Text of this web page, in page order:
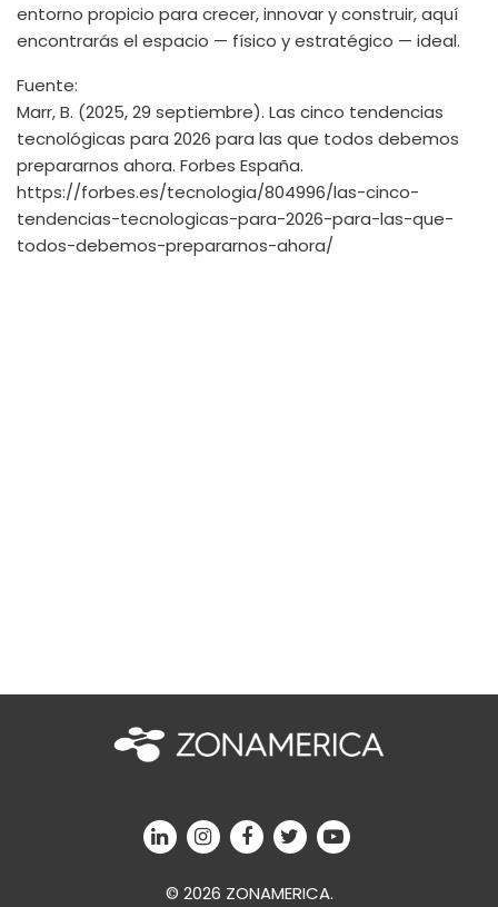
entorno propicio para crecer, innovar y construir, aquí
encontrarás el espacio — físico y estratégico — ideal.
Fuente:
Marr, B. (2025, 29 septiembre). Las cinco tendencias
tecnológicas para 2026 para las que todos debemos
prepararnos ahora. Forbes España.
https://forbes.es/tecnologia/804996/las-cinco-
tendencias-tecnologicas-para-2026-para-las-que-
todos-debemos-prepararnos-ahora/
© 2026 ZONAMERICA.